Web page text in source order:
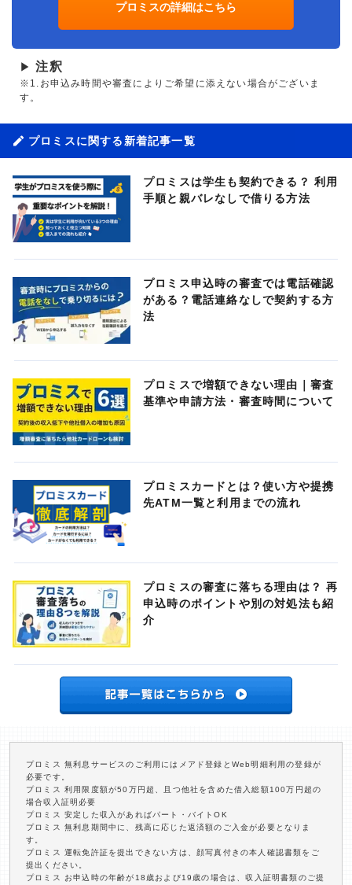
プロミスの詳細はこちら
▶ 注釈
※1.お申込み時間や審査によりご希望に添えない場合がございま
す。
プロミスに関する新着記事一覧
プロミスは学生も契約できる？ 利用
手順と親バレなしで借りる方法
プロミス申込時の審査では電話確認
がある？電話連絡なしで契約する方
法
プロミスで増額できない理由｜審査
基準や申請方法・審査時間について
プロミスカードとは？使い方や提携
先ATM一覧と利用までの流れ
プロミスの審査に落ちる理由は？ 再
申込時のポイントや別の対処法も紹
介
プロミス 無利息サービスのご利用にはメアド登録とWeb明細利用の登録が
必要です。
プロミス 利用限度額が50万円超、且つ他社を含めた借入総額100万円超の
場合収入証明必要
プロミス 安定した収入があればパート・バイトOK
プロミス 無利息期間中に、残高に応じた返済額のご入金が必要となりま
す。
プロミス 運転免許証を提出できない方は、顔写真付きの本人確認書類をご
提出ください。
プロミス お申込時の年齢が18歳および19歳の場合は、収入証明書類のご提